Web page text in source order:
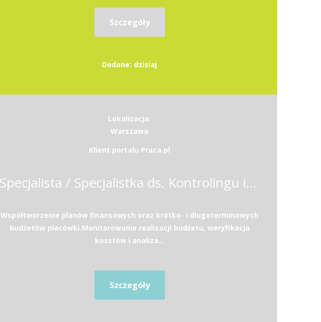
Szczegóły
Dodane: dzisiaj
Lokalizacja:
Warszawa
Klient portalu Praca.pl
Specjalista / Specjalistka ds. Kontrolingu i Analiz Finansowych w Sektorze Medycznym
Współtworzenie planów finansowych oraz krótko- i długoterminowych
budżetów placówki.Monitorowanie realizacji budżetu, weryfikacja
kosztów i analiza...
Szczegóły